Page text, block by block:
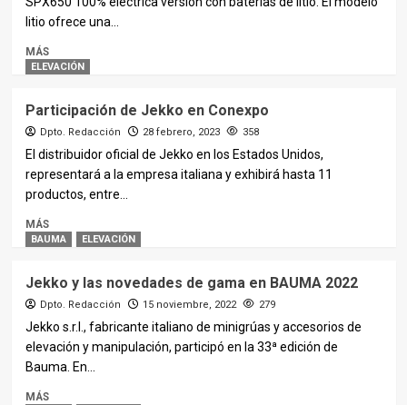
litio ofrece una...
MÁS
ELEVACIÓN
Participación de Jekko en Conexpo
Dpto. Redacción 28 febrero, 2023 358
El distribuidor oficial de Jekko en los Estados Unidos,
representará a la empresa italiana y exhibirá hasta 11
productos, entre...
MÁS
BAUMA ELEVACIÓN
Jekko y las novedades de gama en BAUMA 2022
Dpto. Redacción 15 noviembre, 2022 279
Jekko s.r.l., fabricante italiano de minigrúas y accesorios de
elevación y manipulación, participó en la 33ª edición de
Bauma. En...
MÁS